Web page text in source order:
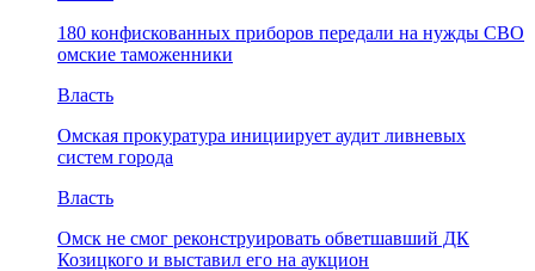
180 конфискованных приборов передали на нужды СВО
омские таможенники
Власть
Омская прокуратура инициирует аудит ливневых
систем города
Власть
Омск не смог реконструировать обветшавший ДК
Козицкого и выставил его на аукцион